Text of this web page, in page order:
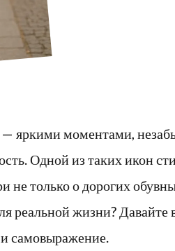
яркими моментами,
Одной из таких икон
не только о дорогих
реальной жизни? Давайте
самовыражение.